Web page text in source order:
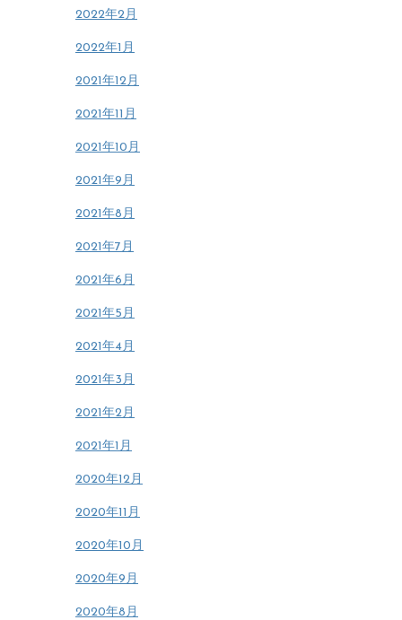
2022年2月
2022年1月
2021年12月
2021年11月
2021年10月
2021年9月
2021年8月
2021年7月
2021年6月
2021年5月
2021年4月
2021年3月
2021年2月
2021年1月
2020年12月
2020年11月
2020年10月
2020年9月
2020年8月